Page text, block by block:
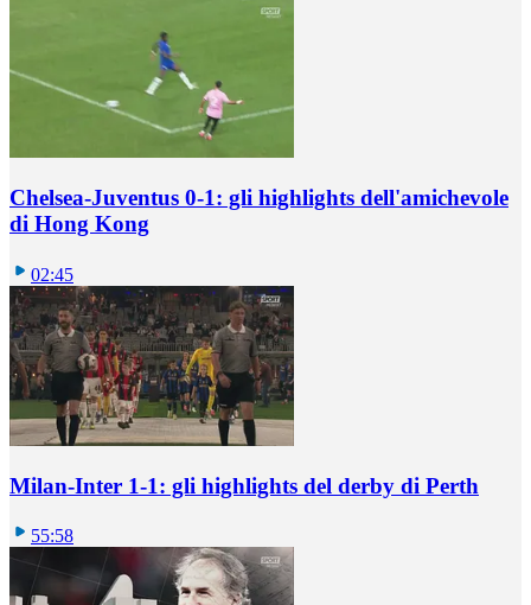
Chelsea-Juventus 0-1: gli highlights dell'amichevole
di Hong Kong
02:45
Milan-Inter 1-1: gli highlights del derby di Perth
55:58